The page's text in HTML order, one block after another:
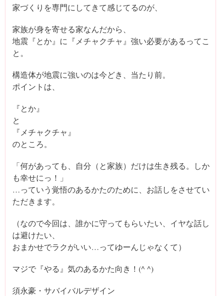
家づくりを専門にしてきて感じてるのが、
家族が身を寄せる家なんだから、
地震『とか』に『メチャクチャ』強い必要があるってこ
と。
構造体が地震に強いのは今どき、当たり前。
ポイントは、
『とか』
と
『メチャクチャ』
のところ。
「何があっても、自分（と家族）だけは生き残る。しか
も幸せにっ！」
…っていう覚悟のあるかたのために、お話しをさせてい
ただきます。
（なので今回は、誰かに守ってもらいたい、イヤな話し
は避けたい、
おまかせでラクがいい…ってゆーんじゃなくて）
マジで『やる』気のあるかた向き！(^ ^)
須永豪・サバイバルデザイン